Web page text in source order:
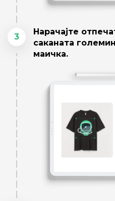
3
Нарачајте
саканата
маичка.